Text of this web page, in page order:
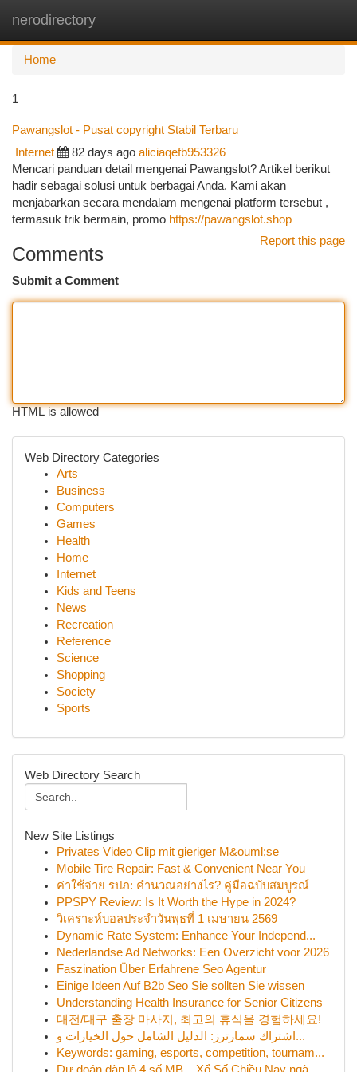
nerodirectory
Home
1
Pawangslot - Pusat copyright Stabil Terbaru
Internet 82 days ago aliciaqefb953326
Mencari panduan detail mengenai Pawangslot? Artikel berikut
hadir sebagai solusi untuk berbagai Anda. Kami akan
menjabarkan secara mendalam mengenai platform tersebut ,
termasuk trik bermain, promo https://pawangslot.shop
Report this page
Comments
Submit a Comment
HTML is allowed
Web Directory Categories
Arts
Business
Computers
Games
Health
Home
Internet
Kids and Teens
News
Recreation
Reference
Science
Shopping
Society
Sports
Web Directory Search
New Site Listings
Privates Video Clip mit gieriger M&ouml;se
Mobile Tire Repair: Fast & Convenient Near You
ค่าใช้จ่าย รปภ: คำนวณอย่างไร? คู่มือฉบับสมบูรณ์
PPSPY Review: Is It Worth the Hype in 2024?
วิเคราะห์บอลประจำวันพุธที่ 1 เมษายน 2569
Dynamic Rate System: Enhance Your Independ...
Nederlandse Ad Networks: Een Overzicht voor 2026
Faszination Über Erfahrene Seo Agentur
Einige Ideen Auf B2b Seo Sie sollten Sie wissen
Understanding Health Insurance for Senior Citizens
대전/대구 출장 마사지, 최고의 휴식을 경험하세요!
اشتراك سمارترز: الدليل الشامل حول الخيارات و...
Keywords: gaming, esports, competition, tournam...